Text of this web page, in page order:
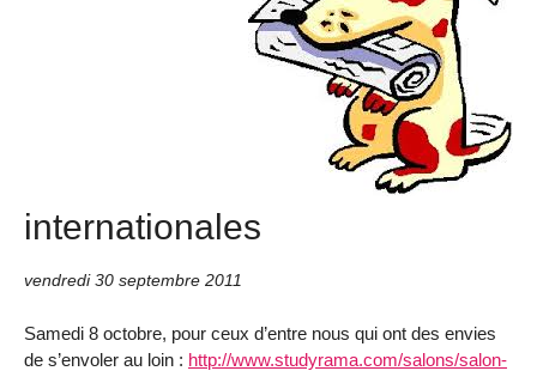
internationales
vendredi 30 septembre 2011
Samedi 8 octobre, pour ceux d’entre nous qui ont des envies
de s’envoler au loin : http://www.studyrama.com/salons/salon-